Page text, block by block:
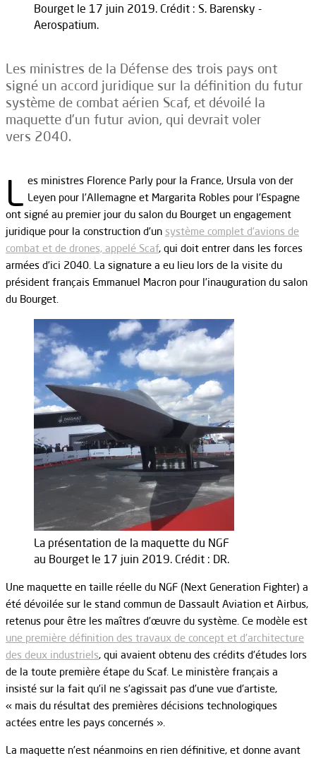
Bourget le 17 juin 2019. Crédit : S. Barensky -
Aerospatium.
Les ministres de la Défense des trois pays ont
signé un accord juridique sur la définition du futur
système de combat aérien Scaf, et dévoilé la
maquette d’un futur avion, qui devrait voler
vers 2040.
L es ministres Florence Parly pour la France, Ursula von der
Leyen pour l’Allemagne et Margarita Robles pour l’Espagne
ont signé au premier jour du salon du Bourget un engagement
juridique pour la construction d’un système complet d’avions de
combat et de drones, appelé Scaf, qui doit entrer dans les forces
armées d’ici 2040. La signature a eu lieu lors de la visite du
président français Emmanuel Macron pour l’inauguration du salon
du Bourget.
La présentation de la maquette du NGF
au Bourget le 17 juin 2019. Crédit : DR.
Une maquette en taille réelle du NGF (Next Generation Fighter) a
été dévoilée sur le stand commun de Dassault Aviation et Airbus,
retenus pour être les maîtres d’œuvre du système. Ce modèle est
une première définition des travaux de concept et d’architecture
des deux industriels, qui avaient obtenu des crédits d’études lors
de la toute première étape du Scaf. Le ministère français a
insisté sur la fait qu’il ne s’agissait pas d’une vue d’artiste,
« mais du résultat des premières décisions technologiques
actées entre les pays concernés ».
La maquette n’est néanmoins en rien définitive, et donne avant